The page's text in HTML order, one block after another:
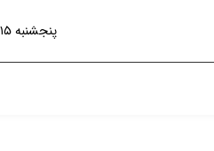
پنجشنبه ۱۵ مرداد ۱۴۰۵